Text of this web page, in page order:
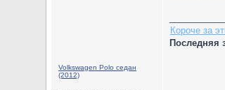
Volkswagen Polo седан
(2012)
Короче за
Последняя